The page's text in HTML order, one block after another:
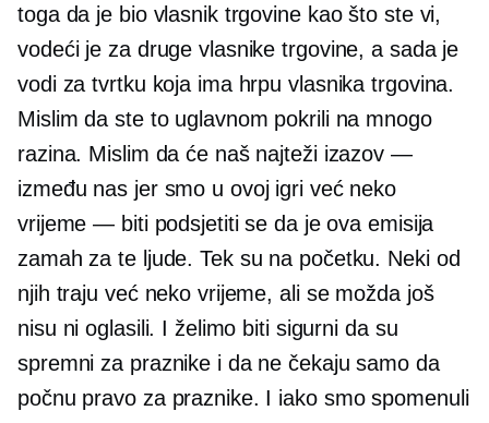
toga da je bio vlasnik trgovine kao što ste vi,
vodeći je za druge vlasnike trgovine, a sada je
vodi za tvrtku koja ima hrpu vlasnika trgovina.
Mislim da ste to uglavnom pokrili na mnogo
razina. Mislim da će naš najteži izazov —
između nas jer smo u ovoj igri već neko
vrijeme — biti podsjetiti se da je ova emisija
zamah za te ljude. Tek su na početku. Neki od
njih traju već neko vrijeme, ali se možda još
nisu ni oglasili. I želimo biti sigurni da su
spremni za praznike i da ne čekaju samo da
počnu pravo za praznike. I iako smo spomenuli